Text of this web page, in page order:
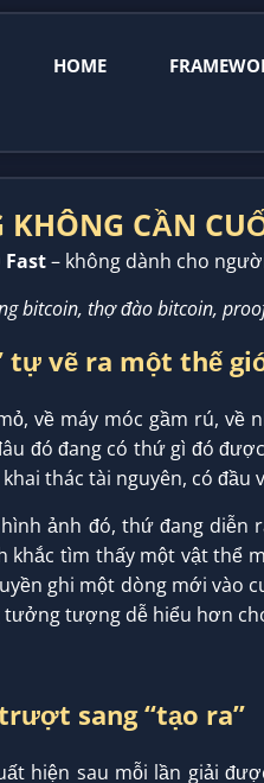
HOME
CẦN
Fast– không dành cho
bitcoin, thợ đào bitcoin,
tự vẽ ra một thế
về máy móc gầm rú,
đó đang có thứ gì đó
thác tài nguyên, có
ảnh đó, thứ đang
khắc tìm thấy một vật thể
ghi một dòng mới vào
tượng dễ hiểu hơn
sang “tạo ra”
hiện sau mỗi lần giải